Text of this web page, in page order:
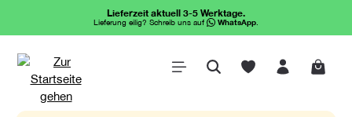
Lieferzeit aktuell 3-5 Werktage.
Lieferung eilig? Schreib uns auf WhatsApp.